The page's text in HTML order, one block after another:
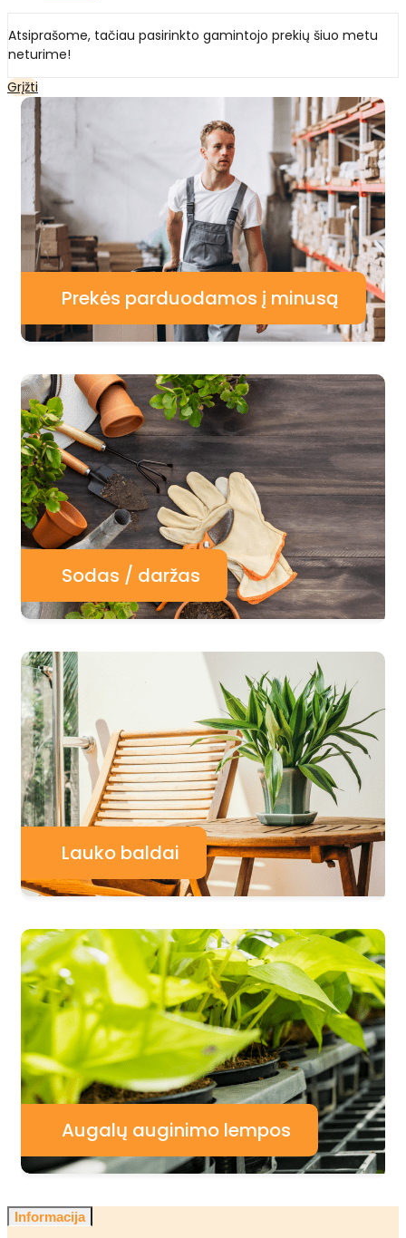
Atsiprašome, tačiau pasirinkto gamintojo prekių šiuo metu
neturime!
Grįžti
Prekės parduodamos į minusą
Sodas / daržas
Lauko baldai
Augalų auginimo lempos
Informacija